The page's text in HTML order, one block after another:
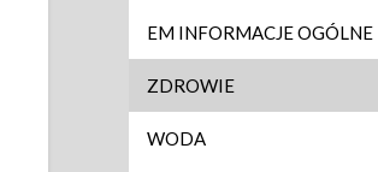
EM INFORMACJE OGÓLNE
ZDROWIE
WODA